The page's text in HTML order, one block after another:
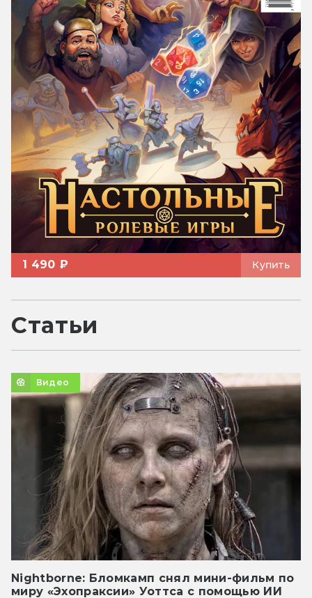
1 490 ₽ Купить
Статьи
Видео
Nightborne: Бломкамп снял мини-фильм по
миру «Эхопраксии» Уоттса с помощью ИИ